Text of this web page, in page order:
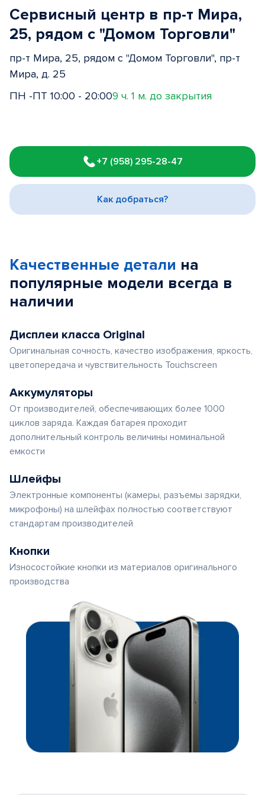
Сервисный центр в пр-т Мира,
25, рядом с "Домом Торговли"
пр-т Мира, 25, рядом с "Домом Торговли", пр-т
Мира, д. 25
ПН -ПТ 10:00 - 20:009 ч. 1 м. до закрытия
1
of
3
+7 (958) 295-28-47
Как добраться?
Качественные детали на
популярные модели всегда в
наличии
Дисплеи класса Original
Оригинальная сочность, качество изображения, яркость,
цветопередача и чувствительность Touchscreen
Аккумуляторы
От производителей, обеспечивающих более 1000
циклов заряда. Каждая батарея проходит
дополнительный контроль величины номинальной
емкости
Шлейфы
Электронные компоненты (камеры, разъемы зарядки,
микрофоны) на шлейфах полностью соответствуют
стандартам производителей
Кнопки
Износостойкие кнопки из материалов оригинального
производства